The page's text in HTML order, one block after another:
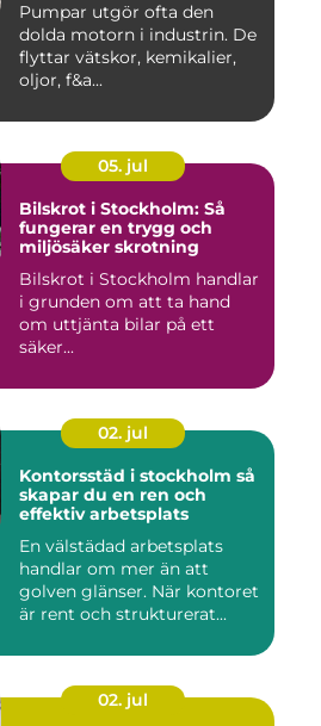
Pumpar utgör ofta den
dolda motorn i industrin. De
flyttar vätskor, kemikalier,
oljor, f&a...
05. jul
Bilskrot i Stockholm: Så
fungerar en trygg och
miljösäker skrotning
Bilskrot i Stockholm handlar
i grunden om att ta hand
om uttjänta bilar på ett
säker...
02. jul
Kontorsstäd i stockholm så
skapar du en ren och
effektiv arbetsplats
En välstädad arbetsplats
handlar om mer än att
golven glänser. När kontoret
är rent och strukturerat...
02. jul